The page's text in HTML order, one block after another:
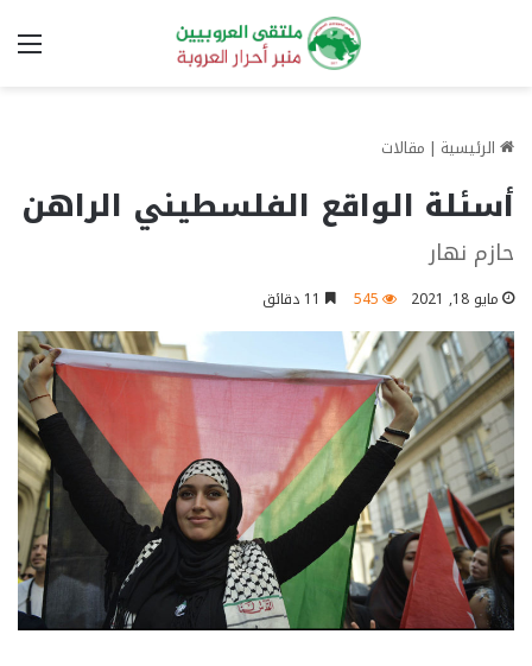
الرئيسية | مقالات
أسئلة الواقع الفلسطيني الراهن
حازم نهار
مايو 18, 2021 545